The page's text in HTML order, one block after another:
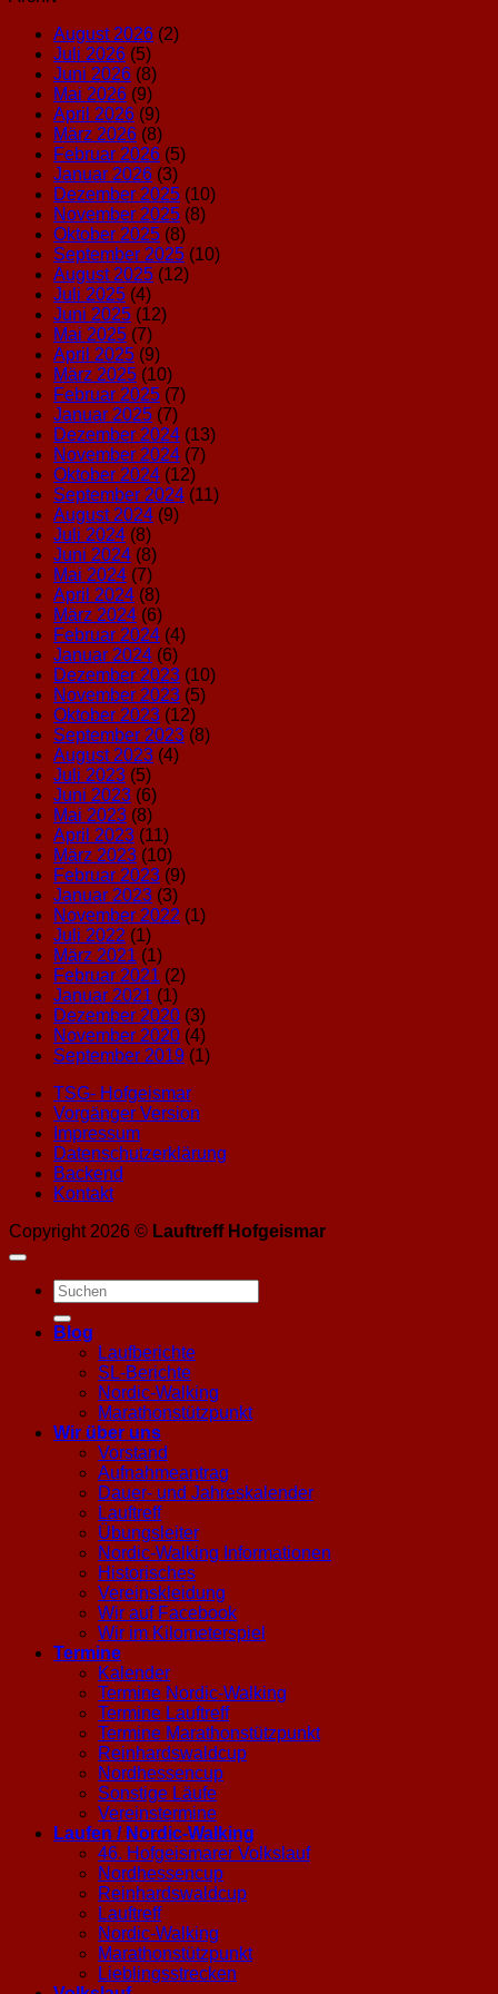
August 2026 (2)
Juli 2026 (5)
Juni 2026 (8)
Mai 2026 (9)
April 2026 (9)
März 2026 (8)
Februar 2026 (5)
Januar 2026 (3)
Dezember 2025 (10)
November 2025 (8)
Oktober 2025 (8)
September 2025 (10)
August 2025 (12)
Juli 2025 (4)
Juni 2025 (12)
Mai 2025 (7)
April 2025 (9)
März 2025 (10)
Februar 2025 (7)
Januar 2025 (7)
Dezember 2024 (13)
November 2024 (7)
Oktober 2024 (12)
September 2024 (11)
August 2024 (9)
Juli 2024 (8)
Juni 2024 (8)
Mai 2024 (7)
April 2024 (8)
März 2024 (6)
Februar 2024 (4)
Januar 2024 (6)
Dezember 2023 (10)
November 2023 (5)
Oktober 2023 (12)
September 2023 (8)
August 2023 (4)
Juli 2023 (5)
Juni 2023 (6)
Mai 2023 (8)
April 2023 (11)
März 2023 (10)
Februar 2023 (9)
Januar 2023 (3)
November 2022 (1)
Juli 2022 (1)
März 2021 (1)
Februar 2021 (2)
Januar 2021 (1)
Dezember 2020 (3)
November 2020 (4)
September 2019 (1)
TSG- Hofgeismar
Vorgänger Version
Impressum
Datenschutzerklärung
Backend
Kontakt
Copyright 2026 © Lauftreff Hofgeismar
Blog
Laufberichte
SL-Berichte
Nordic-Walking
Marathonstützpunkt
Wir über uns
Vorstand
Aufnahmeantrag
Dauer- und Jahreskalender
Lauftreff
Übungsleiter
Nordic-Walking Informationen
Historisches
Vereinskleidung
Wir auf Facebook
Wir im Kilometerspiel
Termine
Kalender
Termine Nordic-Walking
Termine Lauftreff
Termine Marathonstützpunkt
Reinhardswaldcup
Nordhessencup
Sonstige Läufe
Vereinstermine
Laufen / Nordic-Walking
46. Hofgeismarer Volkslauf
Nordhessencup
Reinhardswaldcup
Lauftreff
Nordic-Walking
Marathonstützpunkt
Lieblingsstrecken